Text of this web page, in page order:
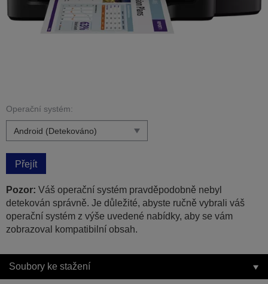
Operační systém:
Přejít
Pozor: Váš operační systém pravděpodobně nebyl
detekován správně. Je důležité, abyste ručně vybrali váš
operační systém z výše uvedené nabídky, aby se vám
zobrazoval kompatibilní obsah.
Soubory ke stažení